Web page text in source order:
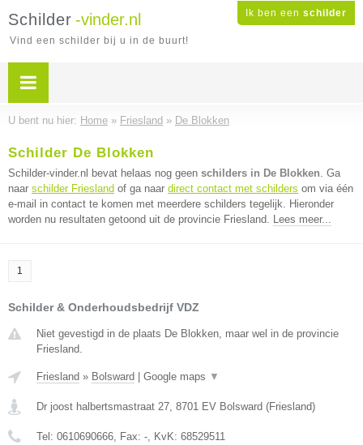
Ik ben een schilder
Schilder -vinder.nl
Vind een schilder bij u in de buurt!
U bent nu hier: Home » Friesland » De Blokken
Schilder De Blokken
Schilder-vinder.nl bevat helaas nog geen schilders in De Blokken. Ga
naar schilder Friesland of ga naar direct contact met schilders om via één
e-mail in contact te komen met meerdere schilders tegelijk. Hieronder
worden nu resultaten getoond uit de provincie Friesland. Lees meer...
1
Schilder & Onderhoudsbedrijf VDZ
Niet gevestigd in de plaats De Blokken, maar wel in de provincie
Friesland.
Friesland » Bolsward Google maps ▼
Dr joost halbertsmastraat 27, 8701 EV Bolsward (Friesland)
Tel: 0610690666, Fax: -, KvK: 68529511